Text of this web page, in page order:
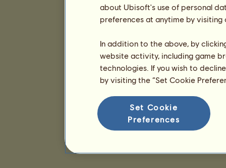
about Ubisoft's use of personal
preferences at anytime by
In addition to the above, by
website activity, including game
technologies. If you wish to
by visiting the “Set Cookie
Set Cookie
Preferences